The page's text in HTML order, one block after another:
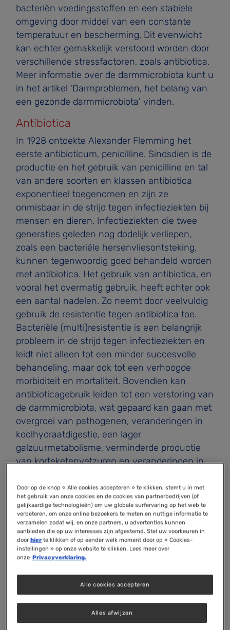
bacteriën voedingsstoffen en een stabiele
omgeving door middel van een constante
temperatuur en bescherming. Dit evenwicht
kan echter gemakkelijk verstoord worden door
verschillende stressfactoren, zoals antibiotica.
Meer informatie over de darmmicrobiota kunt u
in het artikel 'Darmproblemen, het belang van
een gezonde darmmicrobiota' vinden.
Antibiotica
In 1928 ontdekte Alexander Flemming het
eerste antibioti­cum, penicilline. Sindsdien is de
productie en het gebruik van penicilline en tal
van andere soorten en klassen antibiotica
exponentieel toegenomen en zijn ze
onmisbaar in de strijd tegen infectieziekten bij
mensen en dieren. Infectieziekten die twee
generaties geleden nog dodelijk verliepen,
zoals een bacteriële hersenvliesontsteking,
kunnen tegenwoordig goed behandeld worden
met antibiotica. Het gebruik van antibiotica, en
vooral het overmatig gebruik, heeft echter ook
een aantal nadelen. Zo neemt door veelvuldig
gebruik de resistentie tegen antibiotica toe.
Bacteriële (multi)resistentie is een belangrijk
probleem in de strijd tegen infectieziekten en
leidt niet alleen tot een minder succesvolle
behandeling, maar ook tot een verhoogde
morbiditeit en mortaliteit. Bovendien kan
antibioticagebruik leiden tot een verstoring van
de darmmicrobiota, wat gepaard kan gaan met
overgroei van pathogenen, veranderingen in
koolhydraatdigestie, een lager
galzuurmetabolisme, verminderde productie
van korteketenvetzuren en veranderingen in
immuunsysteem. Ook kunnen antibiotica
direct effect hebben op de mucosa, de
darmmotiliteit en op de functie van cellen van
het immuunsysteem2. Meer informatie over het belang van de darmmicrobiota voor de
darmgezondheid kunt u in het artikel 'Inleiding op darmwerking en probiotica' vinden. De gevonden effecten verschillen echter per antibioticum.
Een van de meest voorkomende bijwerkingen
van antibioticumgebruik is antibioticum-
geassocieerde diarree (zie afbeelding 1).
Door op de knop « Alle cookies accepteren » te klikken, stemt u in met
het gebruik van onze cookies en de cookies van partnerbedrijven (of
gelijkaardige technologieën) om uw globale surfervaring op het web te
verbeteren, om onze online bezoekers te meten en nuttige informatie te
verzamelen zodat wij, en onze partners, u advertenties kunnen
aanbieden die op uw interesses zijn afgestemd. Stel uw voorkeuren in
doorhierte klikken of op eender welk moment door op « Cookies-
instellingen » op onze website te klikken. Lees meer over
onze Privacyverklaring.
Alles afwijzen
Alle cookies accepteren